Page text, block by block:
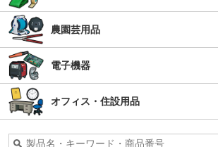
農園芸用品
電子機器
オフィス・住設用品